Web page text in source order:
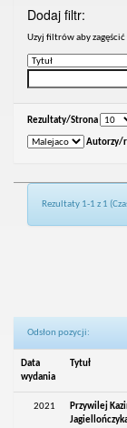
Dodaj filtr:
Uzyj filtrów aby
Rezultaty/Strona
Autorzy/
Rezultaty 1-1 z 1
Odsłon pozycji:
Data
wydania
Tytuł
2021
Przywilej